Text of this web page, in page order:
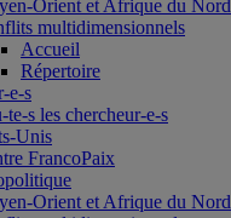
Orient et Afrique du Nord
multidimensionnels
Accueil
Répertoire
e-s
te-s les chercheur-e-s
Unis
FrancoPaix
Orient et Afrique du Nord